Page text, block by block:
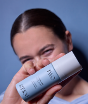
Albania (ALL L)
Alemania (EUR €)
Andorra (EUR €)